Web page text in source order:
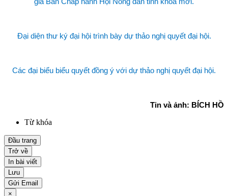
Đại diện thư ký đại hội trình bày dự thảo nghị quyết đại hội.
Các đại biểu biểu quyết đồng ý với dự thảo nghị quyết đại hội.
Tin và ảnh: BÍCH HỒ
Từ khóa
Đầu trang
Trở về
In bài viết
Lưu
Gửi Email
×